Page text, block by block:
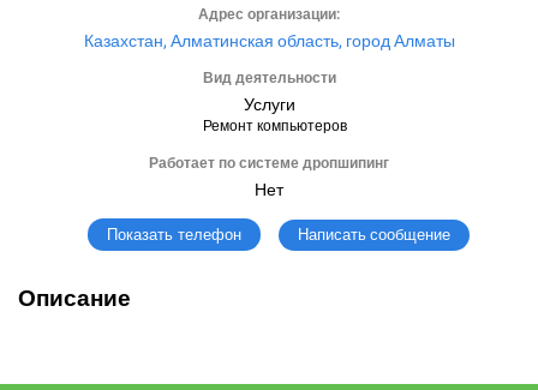
Адрес организации:
Казахстан, Алматинская область, город Алматы
Вид деятельности
Услуги
Ремонт компьютеров
Работает по системе дропшипинг
Нет
Показать телефон Написать сообщение
Описание